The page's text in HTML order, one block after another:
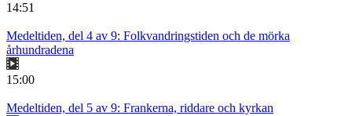
14:51
Medeltiden, del 4 av 9: Folkvandringstiden och de mörka
århundradena
15:00
Medeltiden, del 5 av 9: Frankerna, riddare och kyrkan